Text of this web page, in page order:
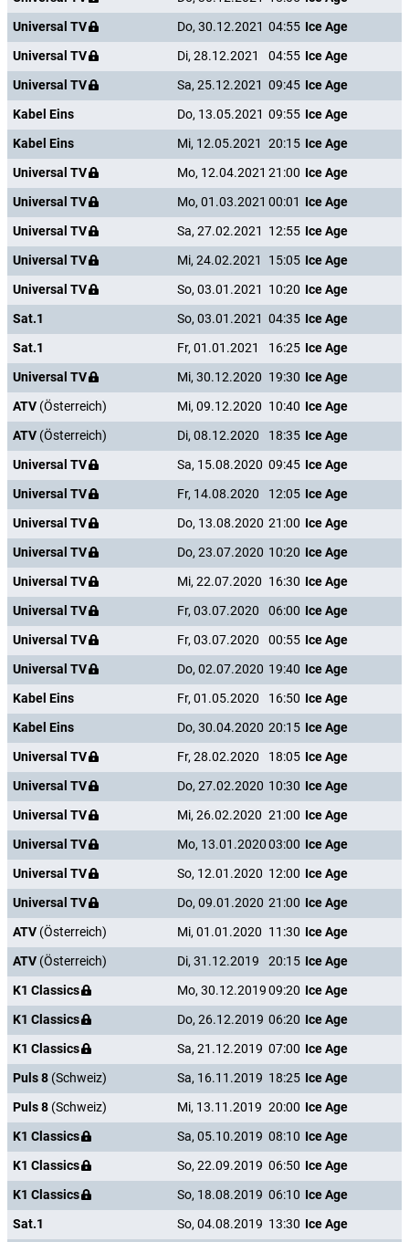
Universal TV
Do, 30.12.2021 04:55 Ice Age
Universal TV
Di, 28.12.2021 04:55 Ice Age
Universal TV
Sa, 25.12.2021 09:45 Ice Age
Kabel Eins
Do, 13.05.2021 09:55 Ice Age
Kabel Eins
Mi, 12.05.2021 20:15 Ice Age
Universal TV
Mo, 12.04.2021 21:00 Ice Age
Universal TV
Mo, 01.03.2021 00:01 Ice Age
Universal TV
Sa, 27.02.2021 12:55 Ice Age
Universal TV
Mi, 24.02.2021 15:05 Ice Age
Universal TV
So, 03.01.2021 10:20 Ice Age
Sat.1
So, 03.01.2021 04:35 Ice Age
Sat.1
Fr, 01.01.2021 16:25 Ice Age
Universal TV
Mi, 30.12.2020 19:30 Ice Age
ATV (Österreich) Mi, 09.12.2020 10:40 Ice Age
ATV (Österreich) Di, 08.12.2020 18:35 Ice Age
Universal TV
Sa, 15.08.2020 09:45 Ice Age
Universal TV
Fr, 14.08.2020 12:05 Ice Age
Universal TV
Do, 13.08.2020 21:00 Ice Age
Universal TV
Do, 23.07.2020 10:20 Ice Age
Universal TV
Mi, 22.07.2020 16:30 Ice Age
Universal TV
Fr, 03.07.2020 06:00 Ice Age
Universal TV
Fr, 03.07.2020 00:55 Ice Age
Universal TV
Do, 02.07.2020 19:40 Ice Age
Kabel Eins
Fr, 01.05.2020 16:50 Ice Age
Kabel Eins
Do, 30.04.2020 20:15 Ice Age
Universal TV
Fr, 28.02.2020 18:05 Ice Age
Universal TV
Do, 27.02.2020 10:30 Ice Age
Universal TV
Mi, 26.02.2020 21:00 Ice Age
Universal TV
Mo, 13.01.202003:00 Ice Age
Universal TV
So, 12.01.2020 12:00 Ice Age
Universal TV
Do, 09.01.2020 21:00 Ice Age
ATV (Österreich) Mi, 01.01.2020 11:30 Ice Age
ATV (Österreich) Di, 31.12.2019 20:15 Ice Age
K1 Classics
Mo, 30.12.201909:20 Ice Age
K1 Classics
Do, 26.12.2019 06:20 Ice Age
K1 Classics
Sa, 21.12.2019 07:00 Ice Age
Puls 8 (Schweiz) Sa, 16.11.2019 18:25 Ice Age
Puls 8 (Schweiz) Mi, 13.11.2019 20:00 Ice Age
K1 Classics
Sa, 05.10.2019 08:10 Ice Age
K1 Classics
So, 22.09.2019 06:50 Ice Age
K1 Classics
So, 18.08.2019 06:10 Ice Age
Sat.1
So, 04.08.2019 13:30 Ice Age